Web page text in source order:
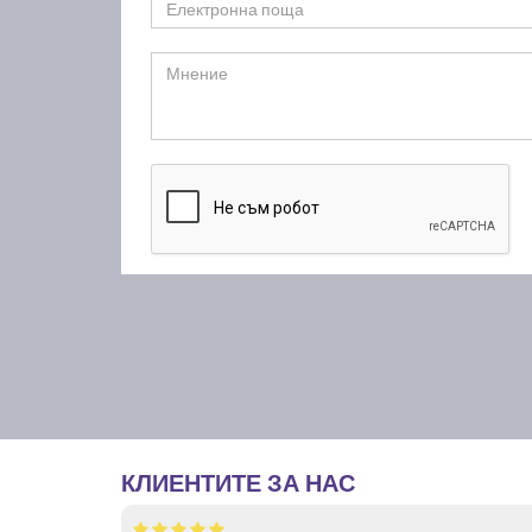
КЛИЕНТИТЕ ЗА НАС